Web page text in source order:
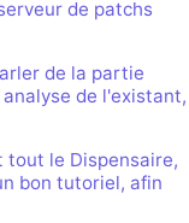
de patchs
de la partie
de l'existant,
tout le Dispensaire,
bon tutoriel, afin